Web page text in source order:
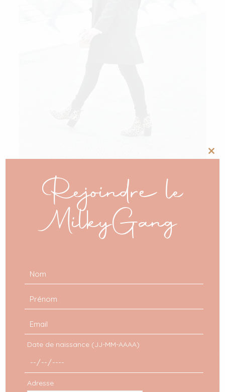
Rejoindre le
MilkyGang
Date de naissance (JJ-MM-AAAA)
Adresse